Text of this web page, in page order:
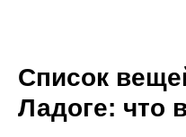
Список
Ладоге: что